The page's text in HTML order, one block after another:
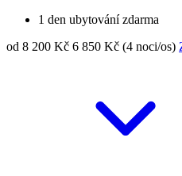
1 den ubytování zdarma
od 8 200 Kč 6 850 Kč (4 noci/os)